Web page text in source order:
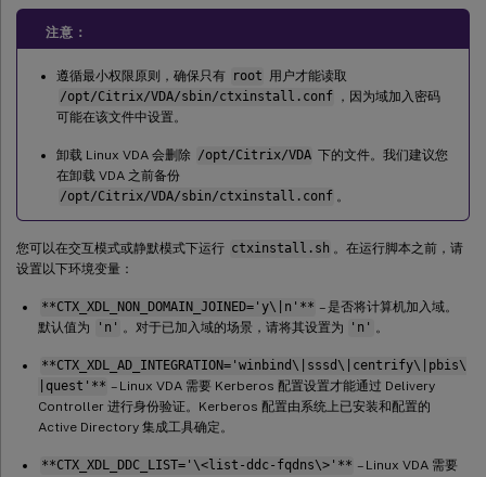
注意：
遵循最小权限原则，确保只有 root 用户才能读取
/opt/Citrix/VDA/sbin/ctxinstall.conf ，因为域加入密码
可能在该文件中设置。
卸载 Linux VDA 会删除 /opt/Citrix/VDA 下的文件。我们建议您
在卸载 VDA 之前备份
/opt/Citrix/VDA/sbin/ctxinstall.conf 。
您可以在交互模式或静默模式下运行 ctxinstall.sh 。在运行脚本之前，请
设置以下环境变量：
**CTX_XDL_NON_DOMAIN_JOINED='y\|n'** – 是否将计算机加入域。
默认值为
'n' 。对于已加入域的场景，请将其设置为 'n' 。
**CTX_XDL_AD_INTEGRATION='winbind\|sssd\|centrify\|pbis\
|quest'** – Linux VDA 需要 Kerberos 配置设置才能通过 Delivery
Controller 进行身份验证。Kerberos 配置由系统上已安装和配置的
Active Directory 集成工具确定。
**CTX_XDL_DDC_LIST='\<list-ddc-fqdns\>'** – Linux VDA 需要